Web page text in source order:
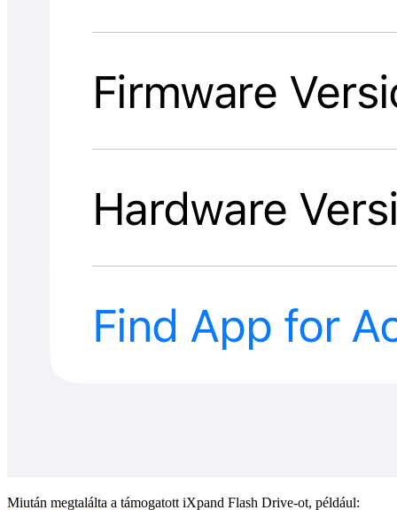
Miután megtalálta a támogatott iXpand Flash Drive-ot, például: